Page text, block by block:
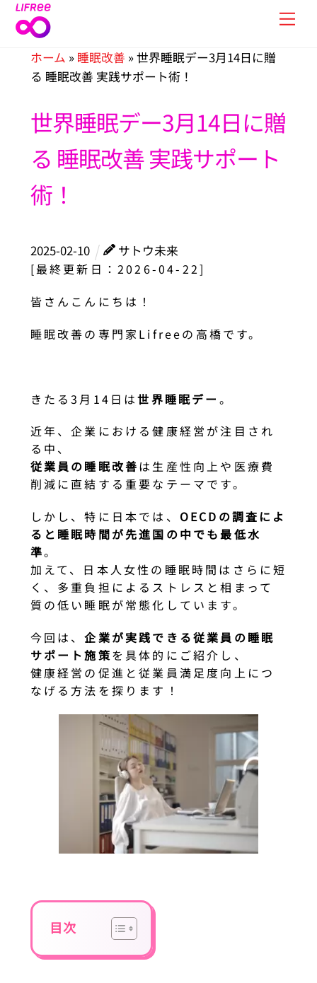
Skip
ホーム » 睡眠改善 »世界睡眠デー3月14日に贈
る 睡眠改善 実践サポート術！
世界睡眠デー3月14日に贈
る 睡眠改善 実践サポート
術！
2025-02-10
サトウ未来
[最終更新日：2026-04-22]
皆さんこんにちは！
睡眠改善の専門家Lifreeの高橋です。
きたる3月14日は世界睡眠デー 。
近年、企業における健康経営が注目され
る中、
従業員の睡眠改善は生産性向上や医療費
削減に直結する重要なテーマです。
しかし、特に日本では、 OECDの調査によ
ると睡眠時間が先進国の中でも最低水
準。
加えて、日本人女性の睡眠時間はさらに短
く、多重負担によるストレスと相まって
質の低い睡眠が常態化しています。
今回は、企業が実践できる従業員の睡眠
サポート施策を具体的にご紹介し、
健康経営の促進と従業員満足度向上につ
なげる方法を探ります！
目次